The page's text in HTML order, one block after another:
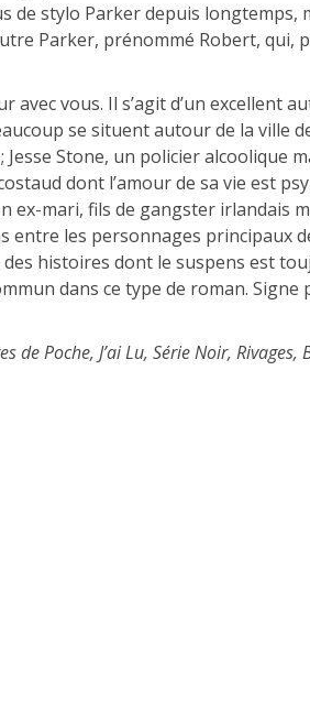
de stylo Parker depuis
Parker, prénommé Robert, qui,
avec vous. Il s’agit d’un excellent
se situent autour de la ville
Stone, un policier alcoolique
dont l’amour de sa vie est
mari, fils de gangster irlandais
les personnages principaux
histoires dont le suspens est
dans ce type de roman.
Poche, J’ai Lu, Série Noir,